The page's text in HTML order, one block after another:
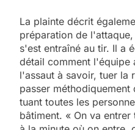
La plainte décrit
préparation de
s'est entraîné au tir. Il a
détail comment l'équipe
l'assaut à savoir, tuer la
passer
tuant toutes les
bâtiment. « On va